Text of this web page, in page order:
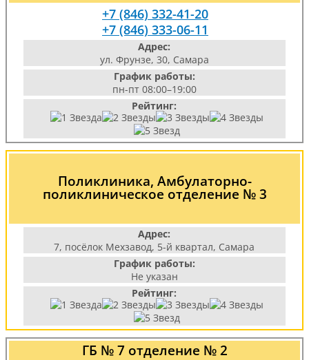
+7 (846) 332-41-20
+7 (846) 333-06-11
Адрес:
ул. Фрунзе, 30, Самара
График работы:
пн-пт 08:00–19:00
Рейтинг:
Поликлиника, Амбулаторно-
поликлиническое отделение № 3
Адрес:
7, посёлок Мехзавод, 5-й квартал, Самара
График работы:
Не указан
Рейтинг:
ГБ № 7 отделение № 2